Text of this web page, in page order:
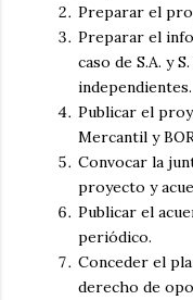
Preparar el
Preparar el
caso de S.A. y
independientes.
Publicar el
Mercantil y
Convocar la
proyecto y
Publicar el
periódico.
Conceder el
derecho de